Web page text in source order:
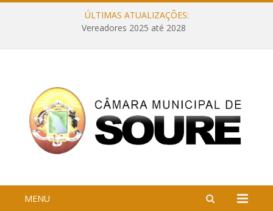
ÚLTIMAS ATUALIZAÇÕES:
Vereadores 2025 até 2028
MENU